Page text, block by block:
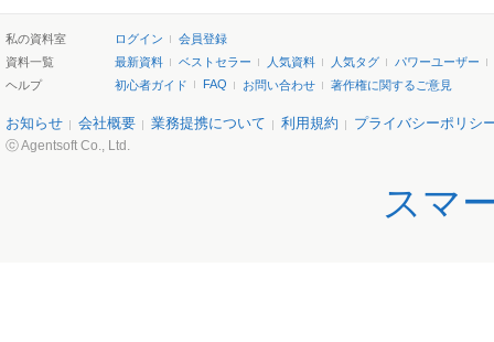
私の資料室 ログイン
会員登録
資料一覧
最新資料 ベストセラー 人気資料 人気タグ
パワーユーザー
ヘルプ
初心者ガイド FAQ お問い合わせ 著作権に関するご意見
お知らせ 会社概要 業務提携について 利用規約 プライバシーポリシ
ⓒ Agentsoft Co., Ltd.
スマ